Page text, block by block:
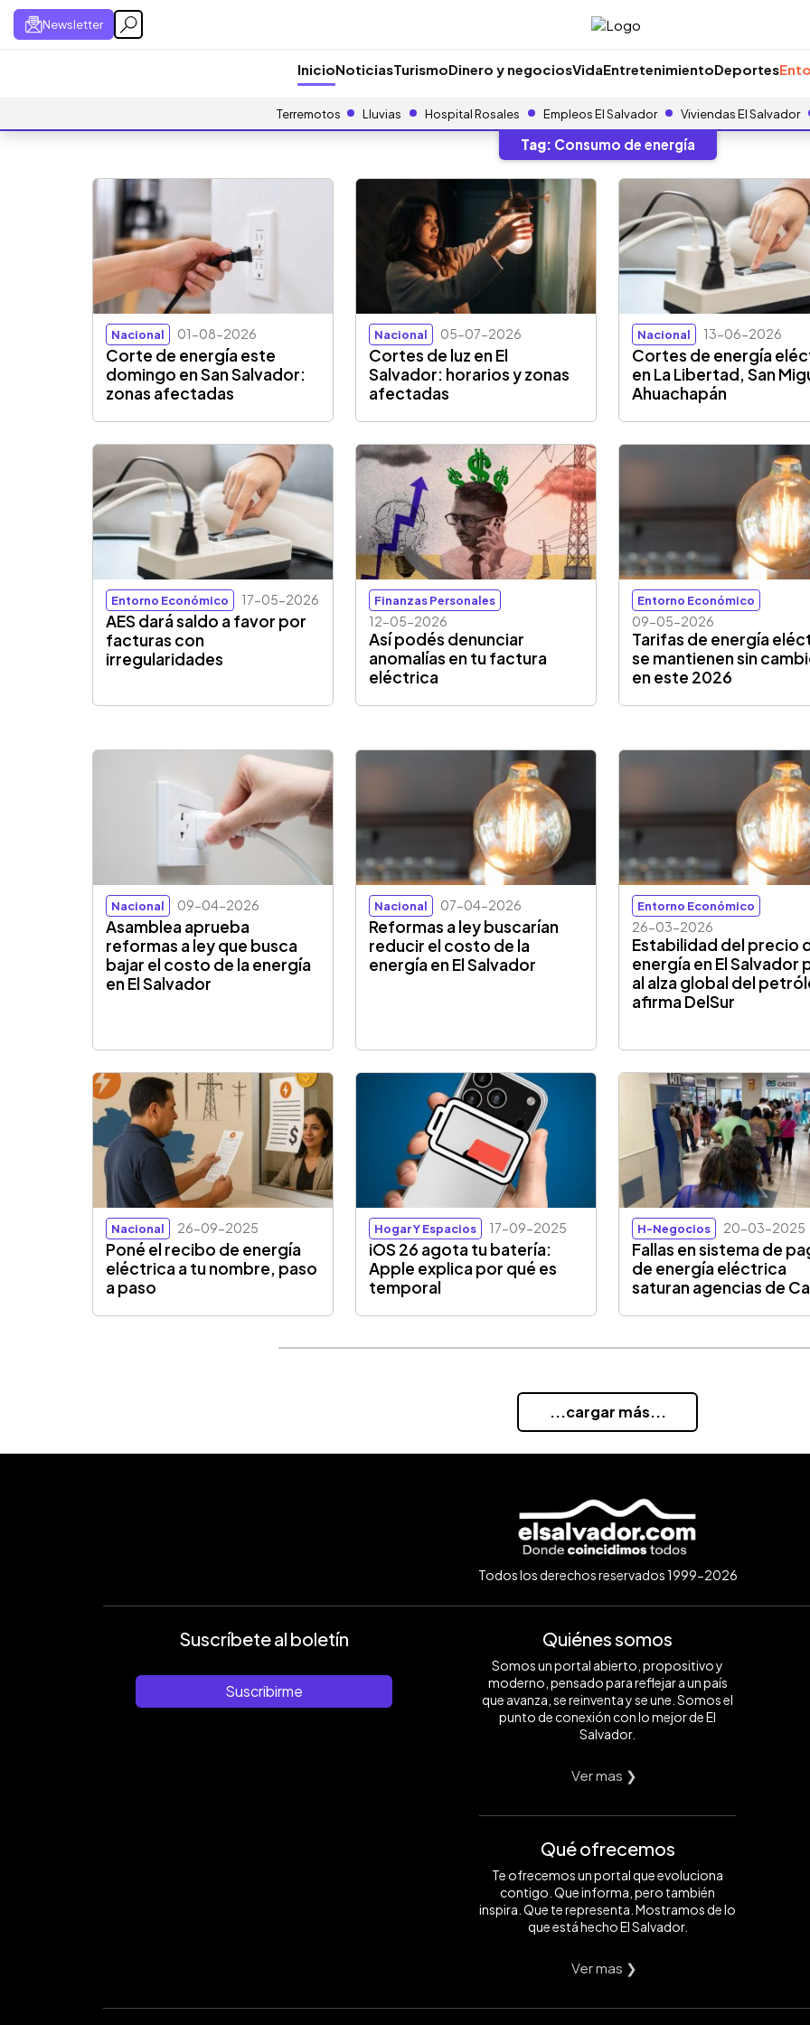
Newsletter
InicioNoticiasTurismoDinero y negociosVidaEntretenimientoDeportes
Terremotos Lluvias Hospital Rosales Empleos El Salvador Viviendas El Salvador
Tag: Consumo de energía
Nacional 01-08-2026
Corte de energía este
domingo en San Salvador:
zonas afectadas
Nacional 05-07-2026
Cortes de luz en El
Salvador: horarios y zonas
afectadas
Nacional 13-06-2026
Cortes de energía
en La Libertad, San
Ahuachapán
Entorno Económico 17-05-2026
AES dará saldo a favor por
facturas con
irregularidades
Finanzas Personales
12-05-2026
Así podés denunciar
anomalías en tu factura
eléctrica
Entorno Económico
09-05-2026
Tarifas de energía
se mantienen sin
en este 2026
Nacional 09-04-2026
Asamblea aprueba
reformas a ley que busca
bajar el costo de la energía
en El Salvador
Nacional 07-04-2026
Reformas a ley buscarían
reducir el costo de la
energía en El Salvador
Entorno Económico
26-03-2026
Estabilidad del precio
energía en El Salvador
al alza global del
afirma DelSur
Nacional 26-09-2025
Poné el recibo de energía
eléctrica a tu nombre, paso
a paso
Hogar Y Espacios 17-09-2025
iOS 26 agota tu batería:
Apple explica por qué es
temporal
H-Negocios 20-03-2025
Fallas en sistema de
de energía eléctrica
saturan agencias de
...cargar más...
Todos los derechos reservados 1999-2026
Suscríbete al boletín
Suscribirme
Quiénes somos
Somos un portal abierto, propositivo y
moderno, pensado para reflejar a un país
que avanza, se reinventa y se une. Somos el
punto de conexión con lo mejor de El
Salvador.
Ver mas ❯
Qué ofrecemos
Te ofrecemos un portal que evoluciona
contigo. Que informa, pero también
inspira. Que te representa. Mostramos de lo
que está hecho El Salvador.
Ver mas ❯